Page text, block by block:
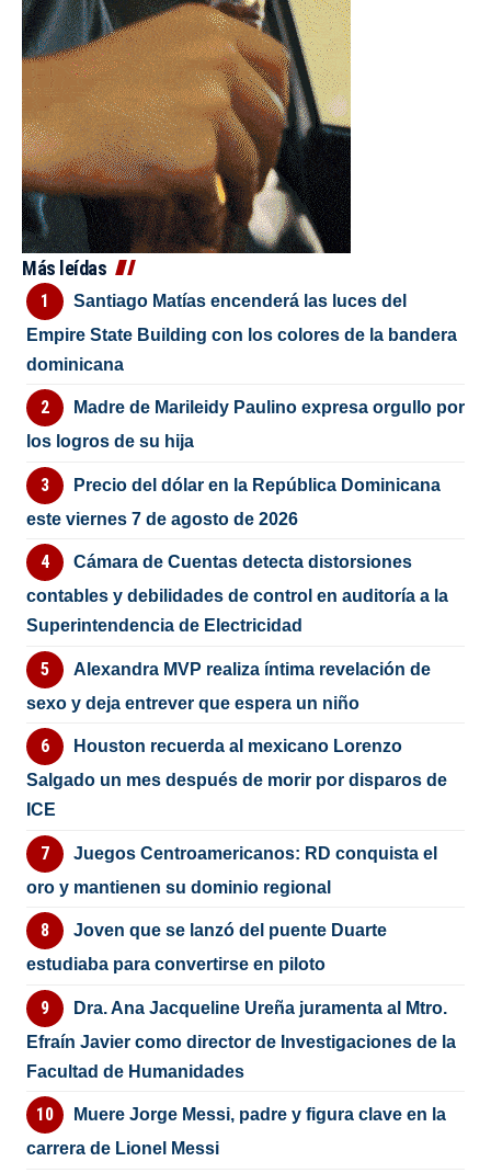
Más leídas
Santiago Matías encenderá las luces del
Empire State Building con los colores de la bandera
dominicana
Madre de Marileidy Paulino expresa orgullo por
los logros de su hija
Precio del dólar en la República Dominicana
este viernes 7 de agosto de 2026
Cámara de Cuentas detecta distorsiones
contables y debilidades de control en auditoría a la
Superintendencia de Electricidad
Alexandra MVP realiza íntima revelación de
sexo y deja entrever que espera un niño
Houston recuerda al mexicano Lorenzo
Salgado un mes después de morir por disparos de
ICE
Juegos Centroamericanos: RD conquista el
oro y mantienen su dominio regional
Joven que se lanzó del puente Duarte
estudiaba para convertirse en piloto
Dra. Ana Jacqueline Ureña juramenta al Mtro.
Efraín Javier como director de Investigaciones de la
Facultad de Humanidades
Muere Jorge Messi, padre y figura clave en la
carrera de Lionel Messi